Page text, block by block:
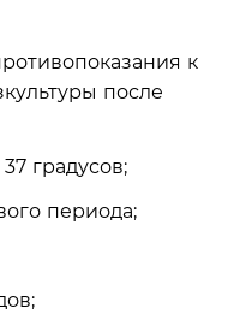
к
после
градусов;
периода;